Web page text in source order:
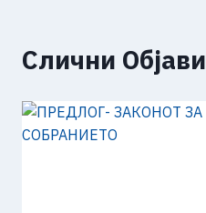
Слични Објави